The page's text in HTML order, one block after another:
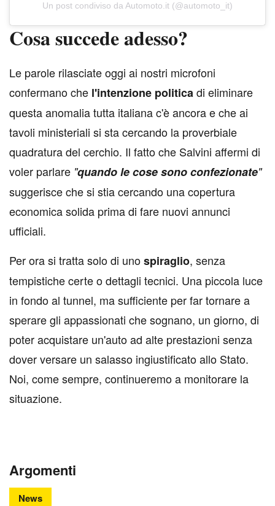
Un post condiviso da Automoto.it (@automoto_it)
Cosa succede adesso?
Le parole rilasciate oggi ai nostri microfoni
confermano che l'intenzione politicadi eliminare
questa anomalia tutta italiana c'è ancora e che ai
tavoli ministeriali si sta cercando la proverbiale
quadratura del cerchio. Il fatto che Salvini affermi di
voler parlare "quando le cose sono confezionate"
suggerisce che si stia cercando una copertura
economica solida prima di fare nuovi annunci
ufficiali.
Per ora si tratta solo di unospiraglio, senza
tempistiche certe o dettagli tecnici. Una piccola luce
in fondo al tunnel, ma sufficiente per far tornare a
sperare gli appassionati che sognano, un giorno, di
poter acquistare un'auto ad alte prestazioni senza
dover versare un salasso ingiustificato allo Stato.
Noi, come sempre, continueremo a monitorare la
situazione.
Argomenti
News